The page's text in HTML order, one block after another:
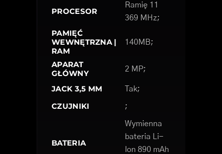
PROCESOR
Ramię 11
369 MHz;
PAMIĘĆ
WEWNĘTRZNA |
RAM
140MB;
APARAT
GŁÓWNY
2 MP;
JACK 3,5 MM Tak;
CZUJNIKI ;
BATERIA
Wymienna
bateria Li-
Ion 890 mAh